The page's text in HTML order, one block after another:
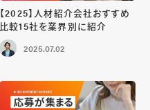
【2025】人材紹介会社おすすめ
比較15社を業界別に紹介
2025.07.02